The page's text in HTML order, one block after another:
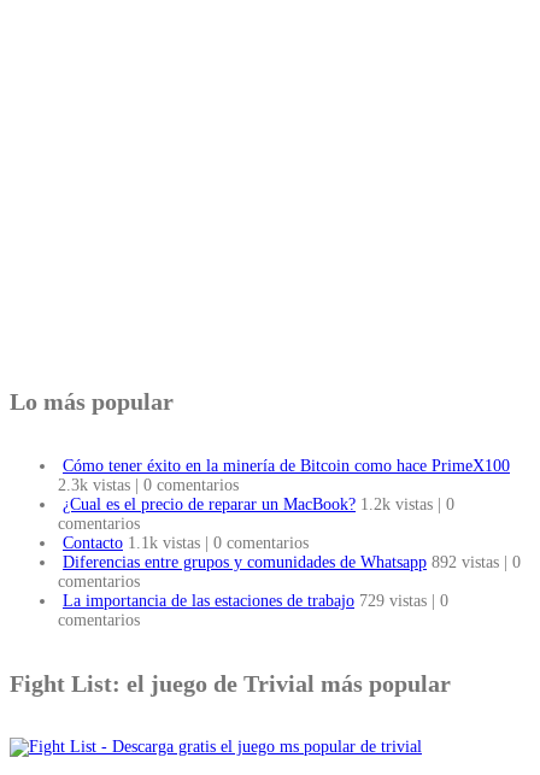
Lo más popular
Cómo tener éxito en la minería de Bitcoin como hace PrimeX100
2.3k vistas | 0 comentarios
¿Cual es el precio de reparar un MacBook? 1.2k vistas | 0
comentarios
Contacto 1.1k vistas | 0 comentarios
Diferencias entre grupos y comunidades de Whatsapp 892 vistas | 0
comentarios
La importancia de las estaciones de trabajo 729 vistas | 0
comentarios
Fight List: el juego de Trivial más popular